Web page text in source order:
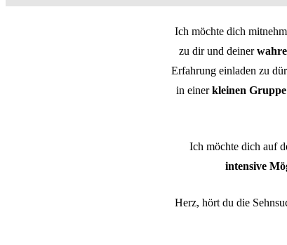
Ich möchte dich
zu dir und deiner
Erfahrung einladen zu
in einerkleinen
Ich möchte dich auf
intensive
Herz, hört du die